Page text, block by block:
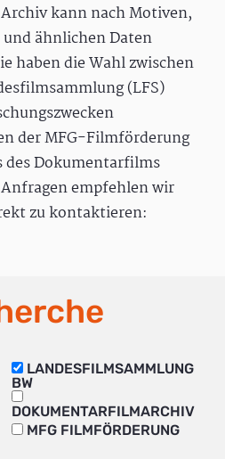
kann nach Motiven,
ähnlichen Daten
haben die Wahl zwischen
(LFS)
der MFG-Filmförderung
des Dokumentarfilms
empfehlen wir
zu kontaktieren:
LANDESFILMSAMMLUNG
BW
DOKUMENTARFILMARCHIV
MFG FILMFÖRDERUNG